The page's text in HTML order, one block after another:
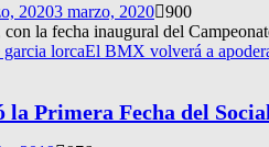
20203 marzo, 2020 900
con la fecha inaugural del
lorcaEl BMX volverá a
la Primera Fecha del